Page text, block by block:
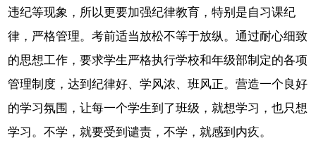
违纪等现象，所以更要加强纪律教育，特别是自习课纪
律，严格管理。考前适当放松不等于放纵。通过耐心细致
的思想工作，要求学生严格执行学校和年级部制定的各项
管理制度，达到纪律好、学风浓、班风正。营造一个良好
的学习氛围，让每一个学生到了班级，就想学习，也只想
学习。不学，就要受到谴责，不学，就感到内疚。